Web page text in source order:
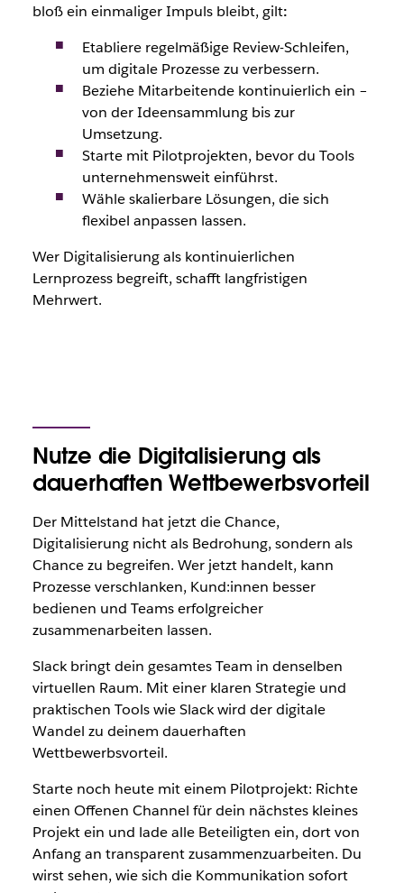
bloß ein einmaliger Impuls bleibt, gilt:
Etabliere regelmäßige Review-Schleifen,
um digitale Prozesse zu verbessern.
Beziehe Mitarbeitende kontinuierlich ein –
von der Ideensammlung bis zur
Umsetzung.
Starte mit Pilotprojekten, bevor du Tools
unternehmensweit einführst.
Wähle skalierbare Lösungen, die sich
flexibel anpassen lassen.
Wer Digitalisierung als kontinuierlichen
Lernprozess begreift, schafft langfristigen
Mehrwert.
Nutze die Digitalisierung als
dauerhaften Wettbewerbsvorteil
Der Mittelstand hat jetzt die Chance,
Digitalisierung nicht als Bedrohung, sondern als
Chance zu begreifen. Wer jetzt handelt, kann
Prozesse verschlanken, Kund:innen besser
bedienen und Teams erfolgreicher
zusammenarbeiten lassen.
Slack bringt dein gesamtes Team in denselben
virtuellen Raum. Mit einer klaren Strategie und
praktischen Tools wie Slack wird der digitale
Wandel zu deinem dauerhaften
Wettbewerbsvorteil.
Starte noch heute mit einem Pilotprojekt: Richte
einen Offenen Channel für dein nächstes kleines
Projekt ein und lade alle Beteiligten ein, dort von
Anfang an transparent zusammenzuarbeiten. Du
wirst sehen, wie sich die Kommunikation sofort